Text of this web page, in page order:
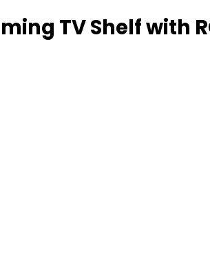
TV Shelf with